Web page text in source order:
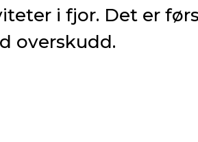
i fjor. Det er
overskudd.